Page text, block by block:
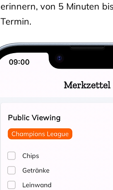
erinnern, von 5 Minuten
Termin.